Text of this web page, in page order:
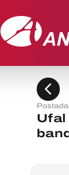
chevron_left
Ufal